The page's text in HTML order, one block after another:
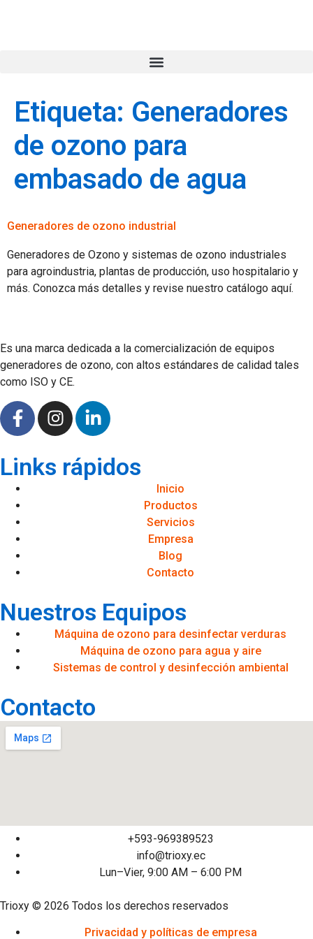
Etiqueta: Generadores
de ozono para
embasado de agua
Generadores de ozono industrial
Generadores de Ozono y sistemas de ozono industriales
para agroindustria, plantas de producción, uso hospitalario y
más. Conozca más detalles y revise nuestro catálogo aquí.
Es una marca dedicada a la comercialización de equipos
generadores de ozono, con altos estándares de calidad tales
como ISO y CE.
Links rápidos
Inicio
Productos
Servicios
Empresa
Blog
Contacto
Nuestros Equipos
Máquina de ozono para desinfectar verduras
Máquina de ozono para agua y aire
Sistemas de control y desinfección ambiental
Contacto
+593-969389523
info@trioxy.ec
Lun–Vier, 9:00 AM – 6:00 PM
Trioxy © 2026 Todos los derechos reservados
Privacidad y políticas de empresa